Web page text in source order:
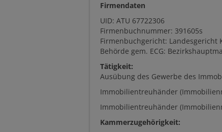
Firmendaten
UID: ATU 67722306
Firmenbuchnummer: 391605s
Firmenbuchgericht: Landesgericht
Behörde gem. ECG:
Tätigkeit:
Ausübung des Gewerbe des
Immobilientreuhänder
Immobilientreuhänder
Kammerzugehörigkeit: